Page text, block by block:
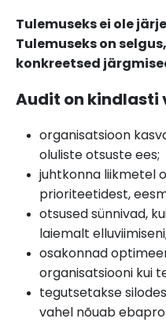
Tulemuseks ei ole
Tulemuseks on
konkreetsed
Audit on kindlasti
organisatsioon
oluliste otsuste ees;
juhtkonna liikmetel
prioriteetidest,
otsused sünnivad,
laiemalt elluviimiseni;
osakonnad
organisatsiooni kui
tegutsetakse
vahel nõuab